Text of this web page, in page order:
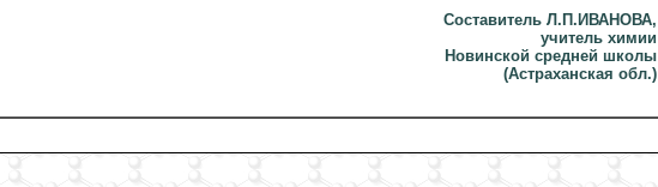
Составитель Л.П.ИВАНОВА,
учитель химии
Новинской средней школы
(Астраханская обл.)